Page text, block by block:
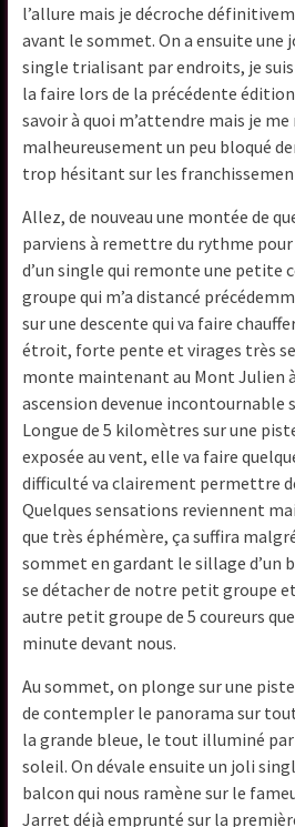
l’allure mais je décroche
avant le sommet. On a ensuite une
single trialisant par endroits, je suis
la faire lors de la précédente
savoir à quoi m’attendre mais je
malheureusement un peu bloqué
trop hésitant sur les
Allez, de nouveau une montée de
parviens à remettre du rythme
d’un single qui remonte une petite
groupe qui m’a distancé
sur une descente qui va faire
étroit, forte pente et virages très
monte maintenant au Mont Julien
ascension devenue incontournable
Longue de 5 kilomètres sur une
exposée au vent, elle va faire
difficulté va clairement permettre
Quelques sensations reviennent
que très éphémère, ça suffira
sommet en gardant le sillage d’un
se détacher de notre petit groupe
autre petit groupe de 5 coureurs
minute devant nous.
Au sommet, on plonge sur une
de contempler le panorama sur
la grande bleue, le tout illuminé
soleil. On dévale ensuite un joli
balcon qui nous ramène sur le
Jarret déjà emprunté sur la